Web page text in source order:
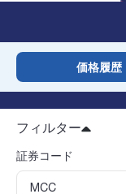
価格履歴
フィルター
証券コード